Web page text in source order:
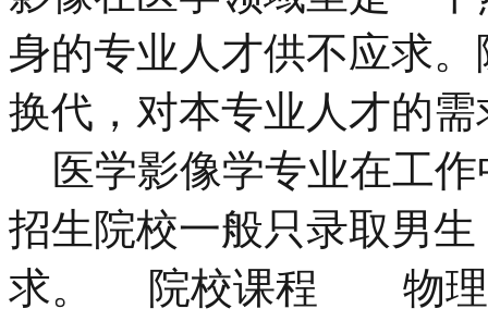
身的专业人才供不应求
换代，对本专业人才的
医学影像学专业在工作
招生院校一般只录取男
求。 院校课程 物理学